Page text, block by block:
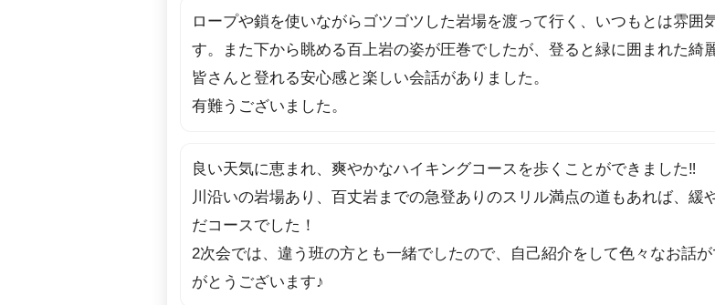
ロープや鎖を使いながらゴツゴツした岩場を渡って行く、いつもとは雰
す。また下から眺める百上岩の姿が圧巻でしたが、登ると緑に囲まれた綺
皆さんと登れる安心感と楽しい会話がありました。
有難うございました。
良い天気に恵まれ、爽やかなハイキングコースを歩くことができました‼︎
川沿いの岩場あり、百丈岩までの急登ありのスリル満点の道もあれば、
だコースでした！
2次会では、違う班の方とも一緒でしたので、自己紹介をして色々なお話
がとうございます♪